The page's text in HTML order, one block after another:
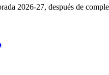
2026-27, después de